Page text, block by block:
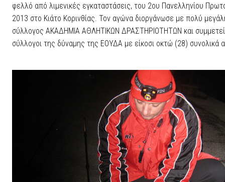
φελλό από λιμενικές εγκαταστάσεις, του 2ου Πανελληνίου
2013 στο Κιάτο Κορινθίας. Τον αγώνα διοργάνωσε με πολύ
σύλλογος ΑΚΑΔΗΜΙΑ ΑΘΛΗΤΙΚΩΝ ΔΡΑΣΤΗΡΙΟΤΗΤΩΝ και
σύλλογοι της δύναμης της ΕΟΥΔΑ με είκοσι οκτώ (28) συνολικά